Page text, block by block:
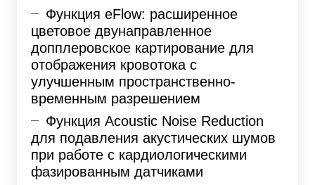
Функция eFlow: расширенное
цветовое двунаправленное
допплеровское картирование для
отображения кровотока с
улучшенным пространственно-
временным разрешением
Функция Acoustic Noise Reduction
для подавления акустических шумов
при работе с кардиологическими
фазированным датчиками